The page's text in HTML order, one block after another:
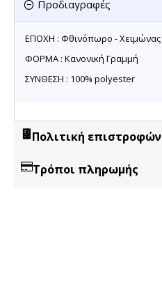
Πολιτική επιστροφών
Τρόποι πληρωμής
Προδιαγραφές
ΕΠΟΧΗ : Φθινόπωρο - Χειμώνας
ΦΟΡΜΑ : Κανονική Γραμμή
ΣΥΝΘΕΣΗ : 100% polyester